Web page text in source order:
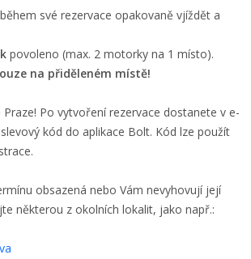
své rezervace opakovaně vjíždět a
povoleno (max. 2 motorky na 1 místo).
na přiděleném místě!
Po vytvoření rezervace dostanete v e-
kód do aplikace Bolt. Kód lze použít
obsazená nebo Vám nevyhovují její
některou z okolních lokalit, jako např.: